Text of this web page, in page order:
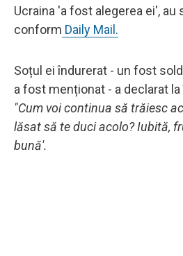
Ucraina 'a fost alegerea ei', au
conform Daily Mail.
Soțul ei îndurerat - un fost
a fost menționat - a declarat
"Cum voi continua să trăiesc
lăsat să te duci acolo? Iubită,
bună'.